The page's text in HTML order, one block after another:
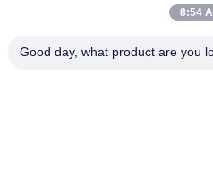
No. 106, camino del sur de
8:54
Good day, what product are you